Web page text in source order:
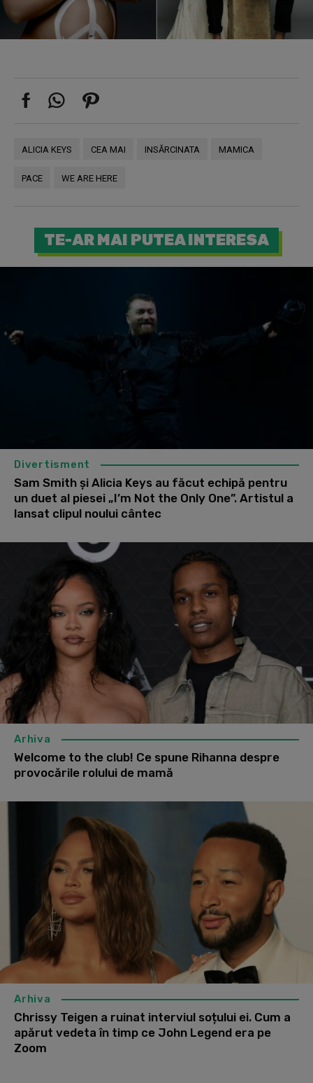
ALICIA KEYS CEA MAI INSĂRCINATA MAMICA
PACE WE ARE HERE
TE-AR MAI PUTEA INTERESA
Divertisment
Sam Smith și Alicia Keys au făcut echipă pentru
un duet al piesei „I’m Not the Only One”. Artistul a
lansat clipul noului cântec
Arhiva
Welcome to the club! Ce spune Rihanna despre
provocările rolului de mamă
Arhiva
Chrissy Teigen a ruinat interviul soțului ei. Cum a
apărut vedeta în timp ce John Legend era pe
Zoom